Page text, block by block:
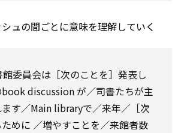
ュの間ごとに意味を理解していく
委員会は［次のことを］発表し
bookdiscussionが／司書たちが主
す／Main libraryで／来年／［次
めに ／増やすことを／来館者数